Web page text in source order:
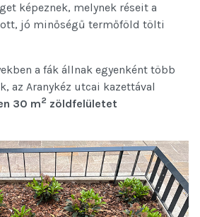
képeznek, melynek réseit a
jó minőségű termőföld tölti
a fák állnak egyenként több
az Aranykéz utcai kazettával
30 m2 zöldfelületet